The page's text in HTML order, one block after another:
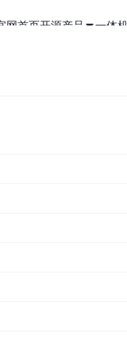
网首页开源产品
一体机